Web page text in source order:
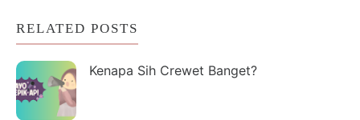
RELATED POSTS
Kenapa Sih Crewet Banget?